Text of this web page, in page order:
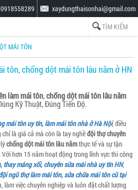
xaydungthaisonhai@gmail.com
0918558289
MÁI TÔN
tôn, chống dột mái tôn lâu năm ở HN
làm mái tôn,chống dột mái tôn lâu năm
Kỹ Thuật, Đúng Tiến Độ.
mái tôn uy tín, làm mái tôn nhà ở Hà Nội, điều
là giá cả mà còn là tay nghềđội thợ chuyên
chống dột mái tôn lâu nămthực tế và sự tận
hơn 15 năm hoạt động trong lĩnh vực thi công
thay máng xối, chuyên sửa mái nhà uy tín HN,
ngũ thợ làm mái tôn, sửa chữa mái tôn cũ tại
làm việc chuyên nghiệp và luôn đặt chất lượng